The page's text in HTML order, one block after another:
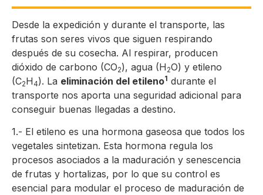
Desde la expedición y durante el transporte, las
frutas son seres vivos que siguen respirando
después de su cosecha. Al respirar, producen
dióxido de carbono (CO2), agua (H 2O) y etileno
(C2H4). La eliminación del etileno1 durante el
transporte nos aporta una seguridad adicional para
conseguir buenas llegadas a destino.
1.- El etileno es una hormona gaseosa que todos los
vegetales sintetizan. Esta hormona regula los
procesos asociados a la maduración y senescencia
de frutas y hortalizas, por lo que su control es
esencial para modular el proceso de maduración de